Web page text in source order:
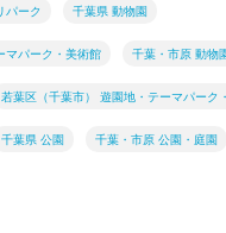
パーク 千葉県 動物園
マパーク・美術館 千葉・市原 動物
若葉区（千葉市） 遊園地・テーマパーク
千葉県 公園 千葉・市原 公園・庭園